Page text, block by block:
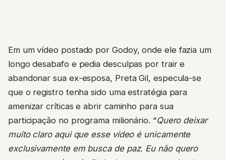
Em um vídeo postado por Godoy, onde ele fazia um
longo desabafo e pedia desculpas por trair e
abandonar sua ex-esposa, Preta Gil, especula-se
que o registro tenha sido uma estratégia para
amenizar críticas e abrir caminho para sua
participação no programa milionário. “Quero deixar
muito claro aqui que esse vídeo é unicamente
exclusivamente em busca de paz. Eu não quero